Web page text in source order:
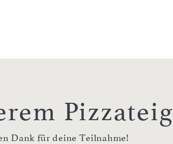
Pizzateig
Dank für deine Teilnahme!